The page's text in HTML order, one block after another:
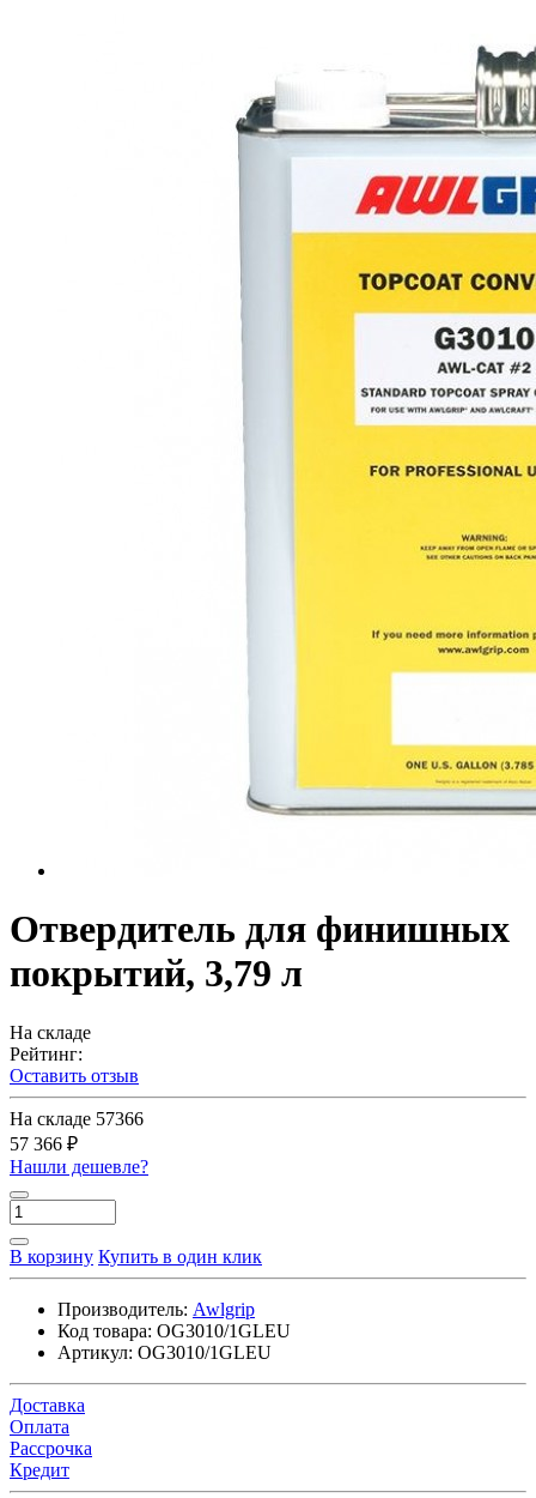
Отвердитель для финишных
покрытий, 3,79 л
На складе
Рейтинг:
Оставить отзыв
На складе 57366
57 366 ₽
Нашли дешевле?
В корзину Купить в один клик
Производитель: Awlgrip
Код товара: OG3010/1GLEU
Артикул: OG3010/1GLEU
Доставка
Оплата
Рассрочка
Кредит